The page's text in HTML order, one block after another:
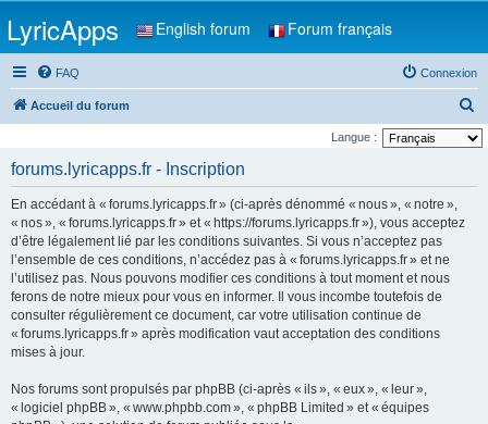
LyricApps English forum Forum français
FAQ Connexion
Accueil du forum
e
Langue :
forums.lyricapps.fr - Inscription
En accédant à « forums.lyricapps.fr » (ci-après dénommé « nous », « notre »,
« nos », « forums.lyricapps.fr » et « https://forums.lyricapps.fr »), vous acceptez
d’être légalement lié par les conditions suivantes. Si vous n’acceptez pas
l’ensemble de ces conditions, n’accédez pas à « forums.lyricapps.fr » et ne
l’utilisez pas. Nous pouvons modifier ces conditions à tout moment et nous
ferons de notre mieux pour vous en informer. Il vous incombe toutefois de
consulter régulièrement ce document, car votre utilisation continue de
« forums.lyricapps.fr » après modification vaut acceptation des conditions
mises à jour.
Nos forums sont propulsés par phpBB (ci-après « ils », « eux », « leur »,
« logiciel phpBB », « www.phpbb.com », « phpBB Limited » et « équipes